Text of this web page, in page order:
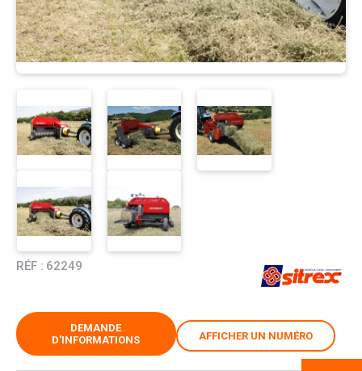
RÉF : 62249
DEMANDE
D'INFORMATIONS
AFFICHER UN NUMÉRO